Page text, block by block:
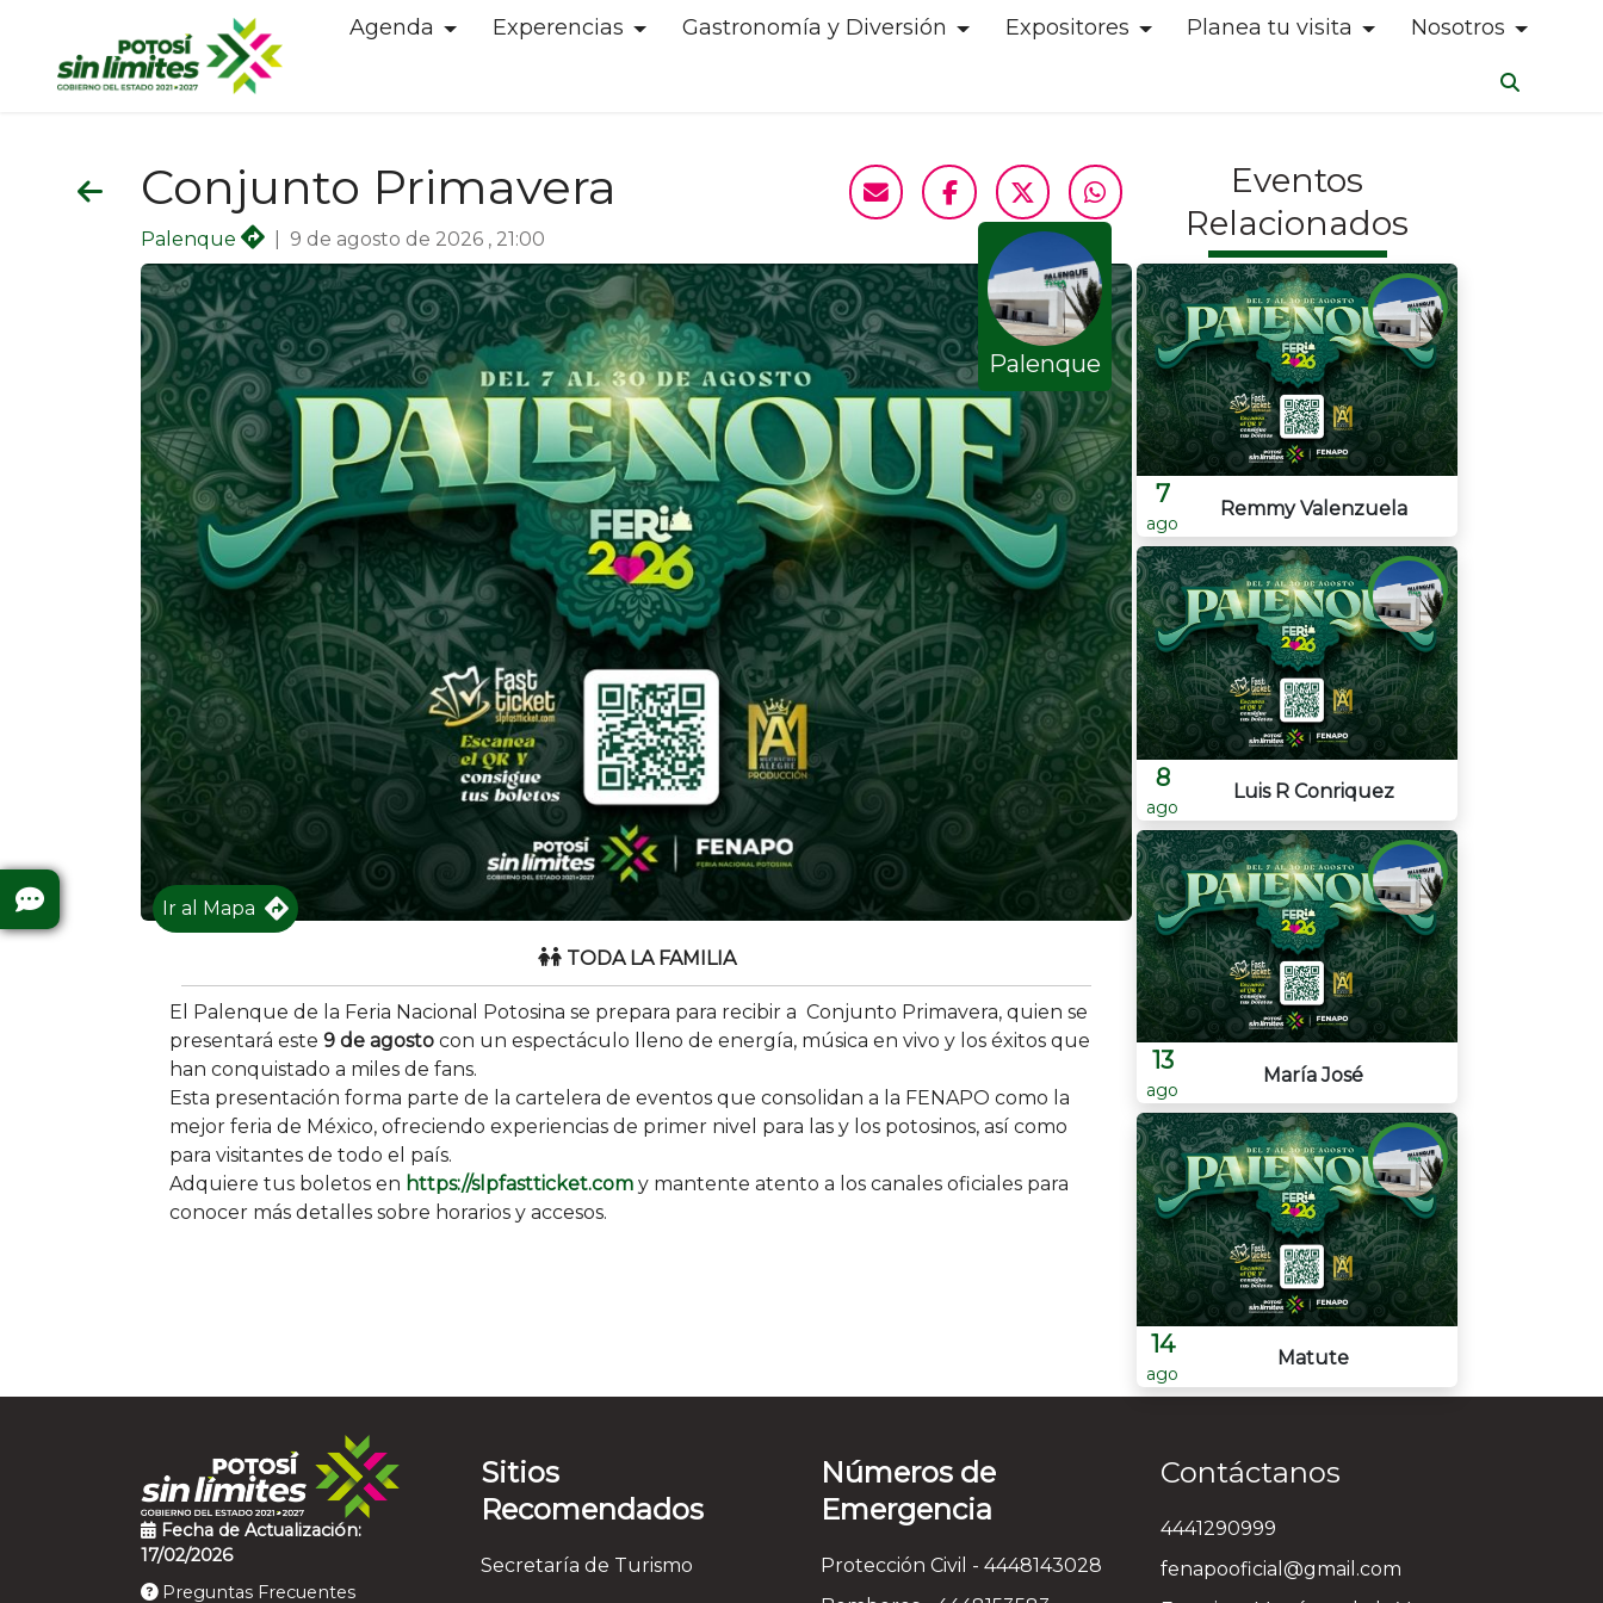
Agenda Experencias Gastronomía y Diversión Expositores Planea tu visita Nosotros
Conjunto Primavera
Palenque 9 de agosto de 2026 , 21:00
Eventos
Relacionados
Palenque
Ir al Mapa
TODA LA FAMILIA
El Palenque de la Feria Nacional Potosina se prepara para recibir a Conjunto Primavera, quien se
presentará este 9 de agosto con un espectáculo lleno de energía, música en vivo y los éxitos que
han conquistado a miles de fans.
Esta presentación forma parte de la cartelera de eventos que consolidan a la FENAPO como la
mejor feria de México, ofreciendo experiencias de primer nivel para las y los potosinos, así como
para visitantes de todo el país.
Adquiere tus boletos en https://slpfastticket.com y mantente atento a los canales oficiales para
conocer más detalles sobre horarios y accesos.
7
ago
Remmy Valenzuela
8
ago
Luis R Conriquez
13
ago
María José
14
ago
Matute
Fecha de Actualización:
17/02/2026
Preguntas Frecuentes
Sitios
Recomendados
Secretaría de Turismo
Números de
Emergencia
Protección Civil - 4448143028
Contáctanos
4441290999
fenapooficial@gmail.com